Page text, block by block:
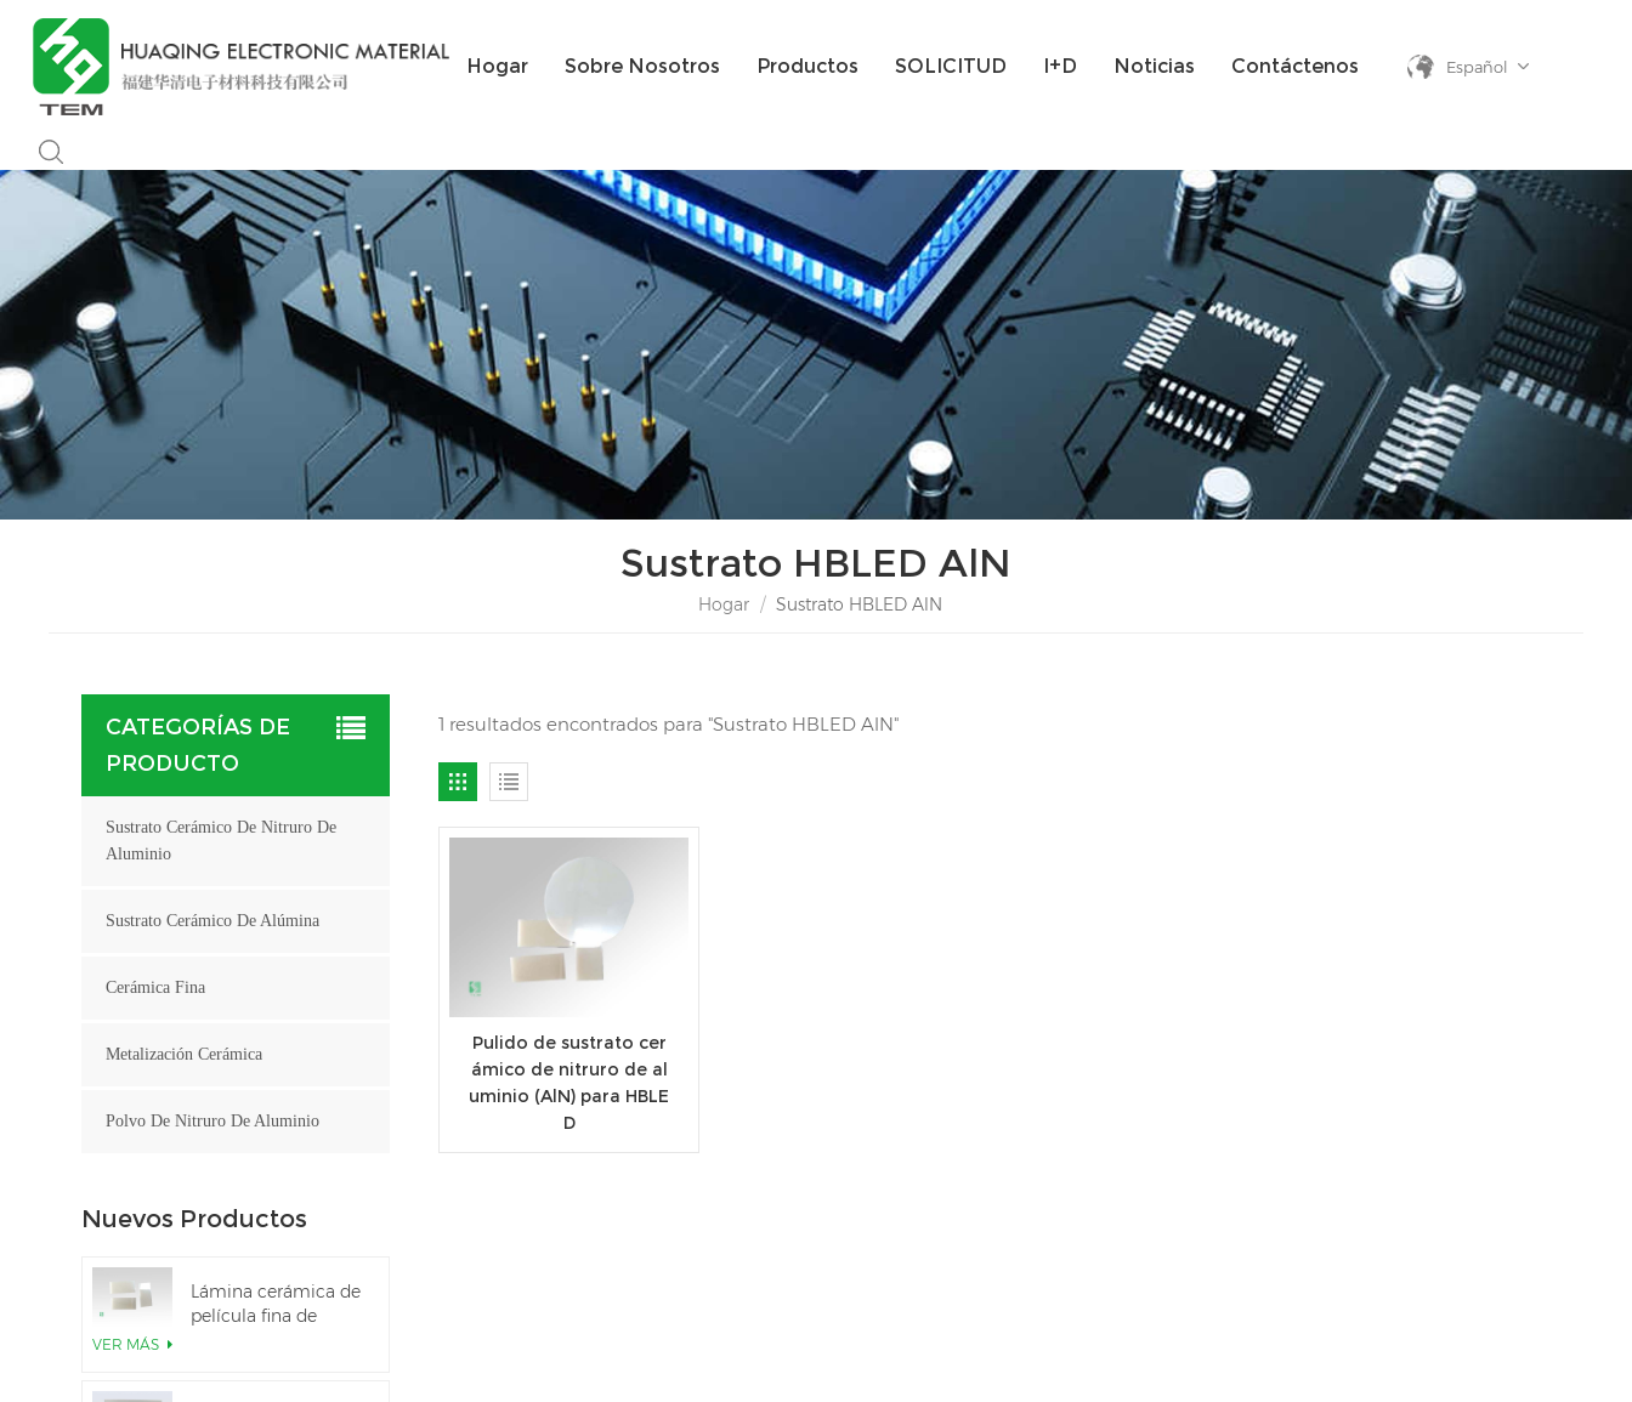
Hogar Sobre Nosotros Productos SOLICITUD I+D Noticias Contáctenos Español
Sustrato HBLED AlN
Hogar / Sustrato HBLED AlN
1 resultados encontrados para "Sustrato HBLED AlN"
Pulido de sustrato cer
ámico de nitruro de al
uminio (AlN) para HBLE
D
CATEGORÍAS DE
PRODUCTO
Sustrato Cerámico De Nitruro De
Aluminio
Sustrato Cerámico De Alúmina
Cerámica Fina
Metalización Cerámica
Polvo De Nitruro De Aluminio
Nuevos Productos
Lámina cerámica de
película fina de
VER MÁS